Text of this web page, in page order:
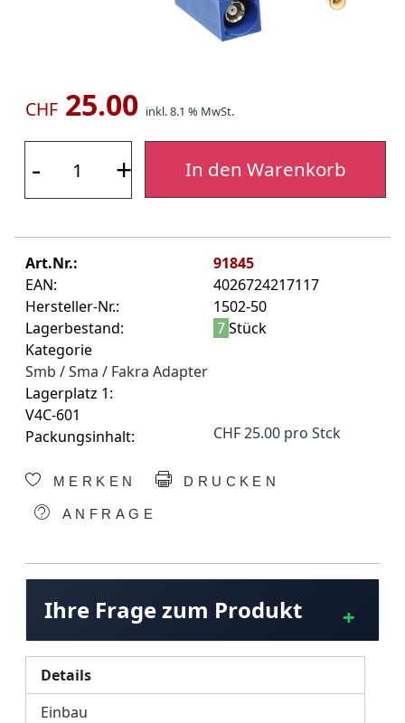
CHF 25.00 inkl. 8.1 % MwSt.
- + In den Warenkorb
Art.Nr.:
91845
EAN:
4026724217117
Hersteller-Nr.:
1502-50
Lagerbestand:
7Stück
Kategorie
Smb / Sma / Fakra Adapter
Lagerplatz 1:
V4C-601
Packungsinhalt:
CHF 25.00 pro Stck
MERKEN DRUCKEN
ANFRAGE
Ihre Frage zum Produkt
Details
Einbau